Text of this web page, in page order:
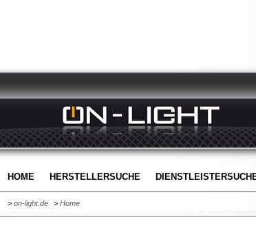
HOME HERSTELLERSUCHE
> on-light.de > Home